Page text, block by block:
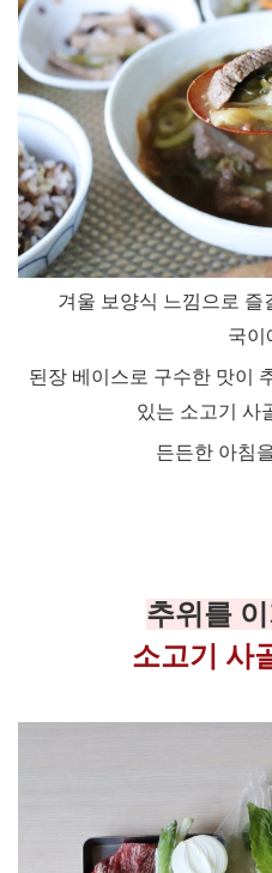
겨울 보양식 느낌으로 즐
국이
된장 베이스로 구수한 맛이
있는 소고기 사
든든한 아침
추위를
소고기 사